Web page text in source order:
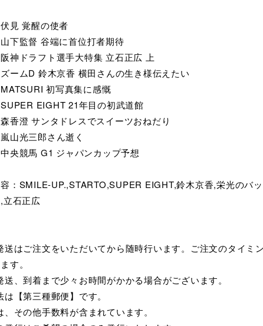
見 覚醒の使者
山下監督 谷端に首位打者期待
阪神ドラフト選手大特集 立石正広 上
ズームD 鈴木京香 横田さんの生き様伝えたい
MATSURI 初写真集に感慨
SUPER EIGHT 21年目の初武道館
森香澄 サンタドレスでスイーツおねだり
山光三郎さん逝く
中央競馬 G1 ジャパンカップ予想
：SMILE-UP.,STARTO,SUPER EIGHT,鈴木京香,栄光のバ
立石正広
送はご注文をいただいてから随時行います。ご注文のタイ
す。
送、到着まで少々お時間がかかる場合がございます。
【第三種郵便】です。
、その他手数料が含まれています。